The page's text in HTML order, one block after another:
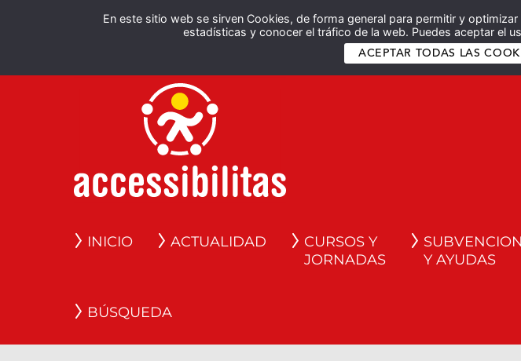
INICIO ACTUALIDAD
CURSOS Y
JORNADAS
Y AYUDAS
BÚSQUEDA
En este sitio web se sirven Cookies, de forma general para permitir y
estadísticas y conocer el tráfico de la web. Puedes aceptar el
ACEPTAR TODAS LAS